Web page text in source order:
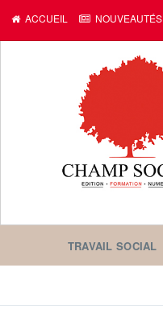
ACCUEIL NOUVEAUTÉS
TRAVAIL SOCIAL